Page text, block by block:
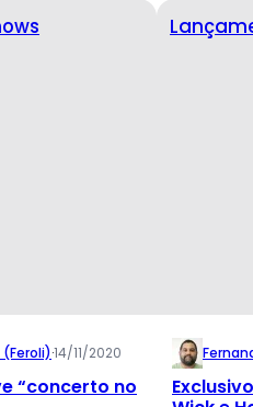
(feroli)·14/11/2020
“concerto no